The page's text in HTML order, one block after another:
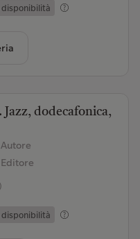
disponibilità
dodecafonica,
disponibilità